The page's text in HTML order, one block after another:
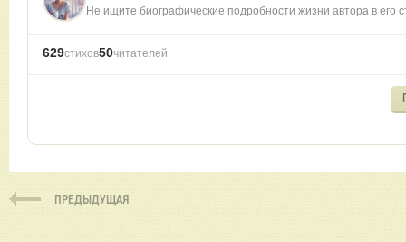
Не ищите биографические подробности жизни автора в его
629стихов50читателей
ПРЕДЫДУЩАЯ